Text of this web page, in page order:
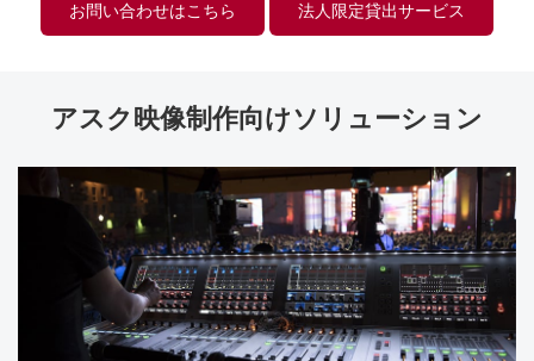
お問い合わせはこちら 法人限定貸出サービス
アスク映像制作向けソリューション